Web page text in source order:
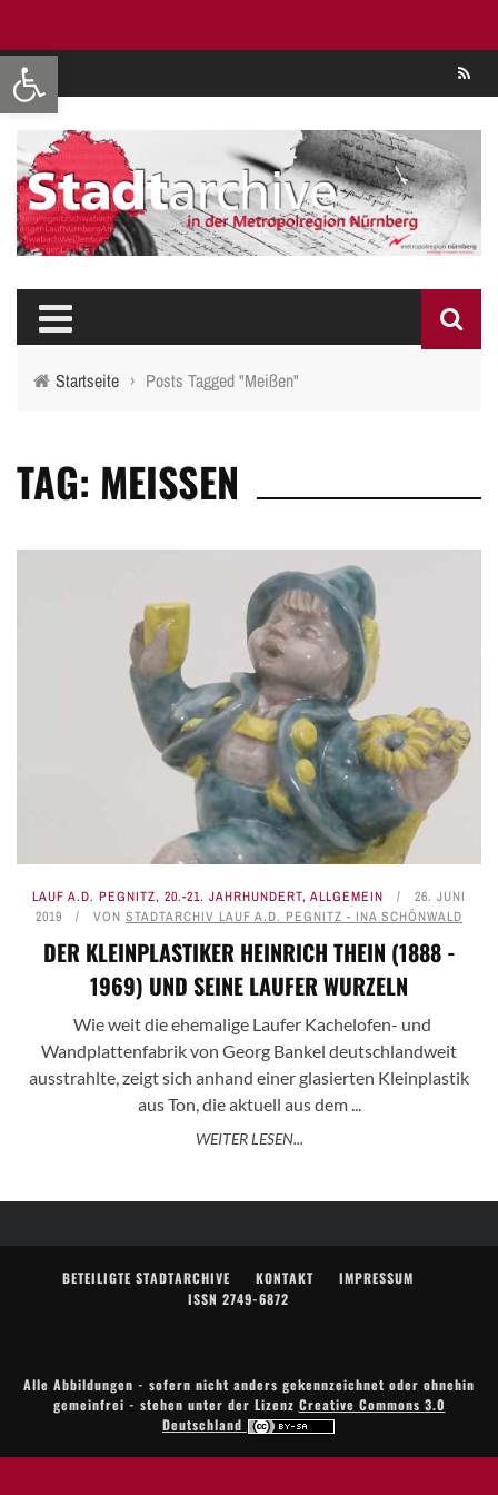
Werkzeugleiste öffnen
Startseite › Posts Tagged "Meißen"
TAG: MEISSEN
LAUF A.D. PEGNITZ, 20.-21. JAHRHUNDERT, ALLGEMEIN
26. JUNI
2019
VON STADTARCHIV LAUF A.D. PEGNITZ - INA SCHÖNWALD
DER KLEINPLASTIKER HEINRICH THEIN (1888 -
1969) UND SEINE LAUFER WURZELN
Wie weit die ehemalige Laufer Kachelofen- und
Wandplattenfabrik von Georg Bankel deutschlandweit
ausstrahlte, zeigt sich anhand einer glasierten Kleinplastik
aus Ton, die aktuell aus dem ...
WEITER LESEN...
BETEILIGTE STADTARCHIVE KONTAKT
IMPRESSUM
ISSN 2749-6872
Alle Abbildungen - sofern nicht anders gekennzeichnet oder ohnehin
gemeinfrei - stehen unter der Lizenz Creative Commons 3.0
Deutschland